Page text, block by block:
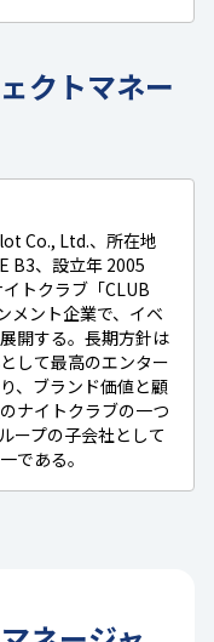
クトマネー
Co., Ltd.、所在地
B3、設立年 2005
トクラブ「CLUB
メント企業で、イベ
開する。長期方針は
して最高のエンター
、ブランド価値と顧
ナイトクラブの一つ
ープの子会社として
である。